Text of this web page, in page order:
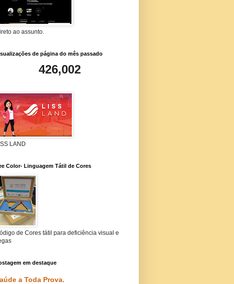
ao assunto.
de página do mês passado
426,002
LAND
Color- Linguagem Tátil de Cores
de Cores tátil para deficiência visual e
em destaque
a Toda Prova.